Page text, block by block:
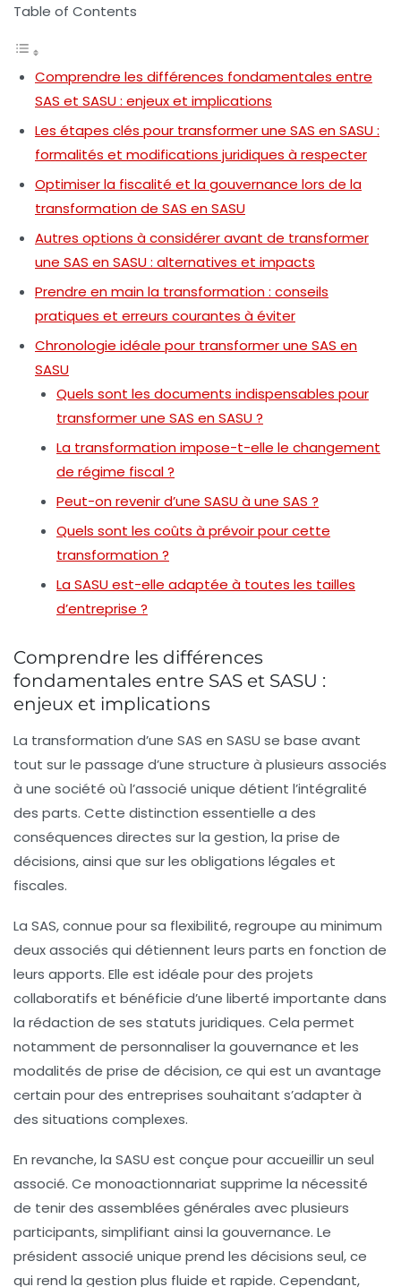
Table of Contents
Comprendre les différences fondamentales entre
SAS et SASU : enjeux et implications
Les étapes clés pour transformer une SAS en SASU :
formalités et modifications juridiques à respecter
Optimiser la fiscalité et la gouvernance lors de la
transformation de SAS en SASU
Autres options à considérer avant de transformer
une SAS en SASU : alternatives et impacts
Prendre en main la transformation : conseils
pratiques et erreurs courantes à éviter
Chronologie idéale pour transformer une SAS en
SASU
Quels sont les documents indispensables pour
transformer une SAS en SASU ?
La transformation impose-t-elle le changement
de régime fiscal ?
Peut-on revenir d’une SASU à une SAS ?
Quels sont les coûts à prévoir pour cette
transformation ?
La SASU est-elle adaptée à toutes les tailles
d’entreprise ?
Comprendre les différences
fondamentales entre SAS et SASU :
enjeux et implications
La transformation d’une SAS en SASU se base avant
tout sur le passage d’une structure à plusieurs associés
à une société où l’associé unique détient l’intégralité
des parts. Cette distinction essentielle a des
conséquences directes sur la gestion, la prise de
décisions, ainsi que sur les obligations légales et
fiscales.
La SAS, connue pour sa flexibilité, regroupe au minimum
deux associés qui détiennent leurs parts en fonction de
leurs apports. Elle est idéale pour des projets
collaboratifs et bénéficie d’une liberté importante dans
la rédaction de ses statuts juridiques. Cela permet
notamment de personnaliser la gouvernance et les
modalités de prise de décision, ce qui est un avantage
certain pour des entreprises souhaitant s’adapter à
des situations complexes.
En revanche, la SASU est conçue pour accueillir un seul
associé. Ce monoactionnariat supprime la nécessité
de tenir des assemblées générales avec plusieurs
participants, simplifiant ainsi la gouvernance. Le
président associé unique prend les décisions seul, ce
qui rend la gestion plus fluide et rapide. Cependant,